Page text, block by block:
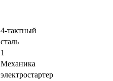
4-тактный
сталь
1
Механика
электростартер